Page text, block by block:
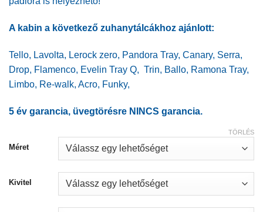
A kabin a következő zuhanytálcákhoz ajánlott:
Tello, Lavolta, Lerock zero, Pandora Tray, Canary, Serra,
Drop, Flamenco, Evelin Tray Q, Trin, Ballo, Ramona Tray,
Limbo, Re-walk, Acro, Funky,
5 év garancia, üvegtörésre NINCS garancia.
Méret
Kivitel
TÖRLÉS